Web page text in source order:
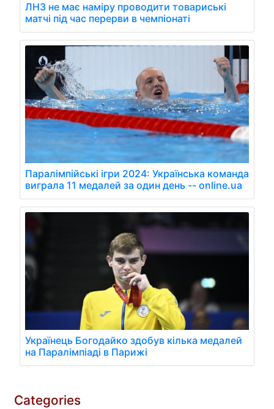
ЛНЗ не має наміру проводити товариські
матчі під час перерви в чемпіонаті
Паралімпійські ігри 2024: Українська команда
виграла 11 медалей за один день -- online.ua
Українець Богодайко здобув кілька медалей
на Паралімпіаді в Парижі
Categories